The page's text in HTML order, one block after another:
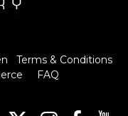
Terms & Conditions
FAQ